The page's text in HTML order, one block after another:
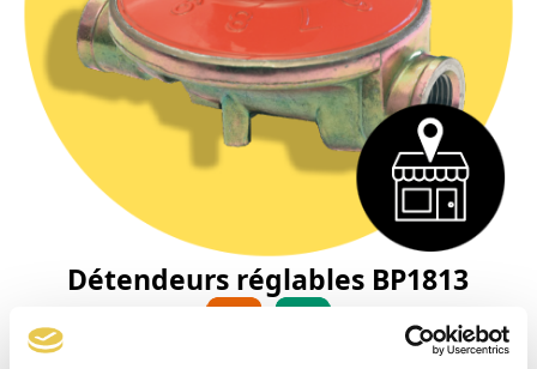
Détendeurs réglables BP1813